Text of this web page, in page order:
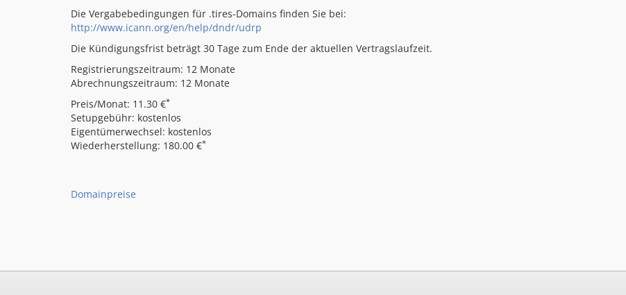
Die Vergabebedingungen für .tires-Domains finden Sie bei:
http://www.icann.org/en/help/dndr/udrp
Die Kündigungsfrist beträgt 30 Tage zum Ende der aktuellen Vertragslaufzeit.
Registrierungszeitraum: 12 Monate
Abrechnungszeitraum: 12 Monate
Preis/Monat: 11.30 €*
Setupgebühr: kostenlos
Eigentümerwechsel: kostenlos
Wiederherstellung: 180.00 €*
Domainpreise